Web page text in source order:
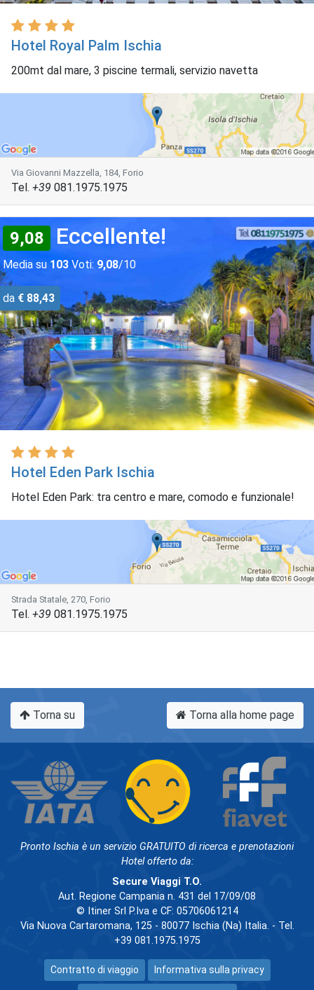
Hotel Royal Palm Ischia
200mt dal mare, 3 piscine termali, servizio navetta
Via Giovanni Mazzella, 184, Forio
Tel. +39 081.1975.1975
9,08 Eccellente!
Media su 103 Voti: 9,08/10
da € 88,43
Hotel Eden Park Ischia
Hotel Eden Park: tra centro e mare, comodo e funzionale!
Strada Statale, 270, Forio
Tel. +39 081.1975.1975
Torna su Torna alla home page
Pronto Ischia è un servizio GRATUITO di ricerca e prenotazioni
Hotel offerto da:
Secure Viaggi T.O.
Aut. Regione Campania n. 431 del 17/09/08
© Itiner Srl P.Iva e CF: 05706061214
Via Nuova Cartaromana, 125 - 80077 Ischia (Na) Italia. - Tel.
+39 081.1975.1975
Contratto di viaggio Informativa sulla privacy